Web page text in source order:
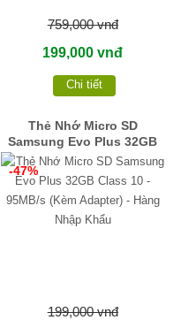
759,000 vnđ
199,000 vnđ
Chi tiết
Thẻ Nhớ Micro SD
Samsung Evo Plus 32GB
Class 10 - 95MB/s (Kèm
Adapter) - Hàng Nhập
Khẩu
-47%
199,000 vnđ